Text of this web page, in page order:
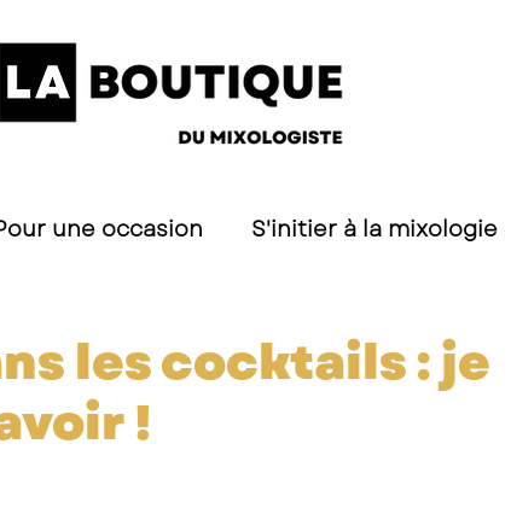
une occasion S'initier à la mixologie
les cocktails : je
!